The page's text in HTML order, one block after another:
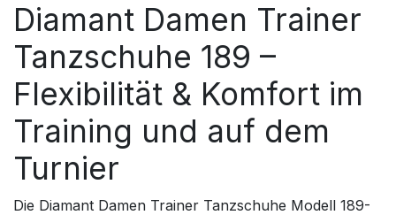
Diamant Damen Trainer
Tanzschuhe 189 –
Flexibilität & Komfort im
Training und auf dem
Turnier
Die Diamant Damen Trainer Tanzschuhe Modell 189-